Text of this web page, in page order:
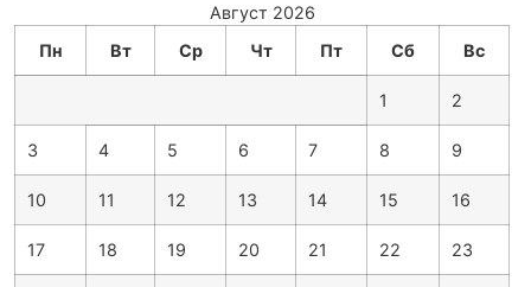
Август 2026
Пн
Вт Ср Чт Пт Сб Вс
1 2
3 4 5 6 7 8 9
10 11 12 13 14 15 16
17 18 19 20 21 22 23